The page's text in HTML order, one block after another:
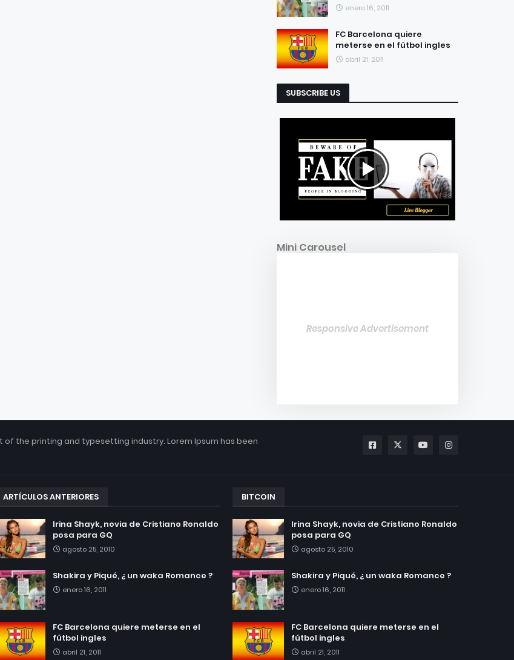
enero 16, 2011
FC Barcelona quiere
meterse en el fútbol ingles
abril 21, 2011
SUBSCRIBE US
Mini Carousel
Responsive Advertisement
of the printing and typesetting industry. Lorem Ipsum has been
ARTÍCULOS ANTERIORES
Irina Shayk, novia de Cristiano Ronaldo
posa para GQ
agosto 25, 2010
Shakira y Piqué, ¿ un waka Romance ?
enero 16, 2011
FC Barcelona quiere meterse en el
fútbol ingles
abril 21, 2011
BITCOIN
Irina Shayk, novia de Cristiano Ronaldo
posa para GQ
agosto 25, 2010
Shakira y Piqué, ¿ un waka Romance ?
enero 16, 2011
FC Barcelona quiere meterse en el
fútbol ingles
abril 21, 2011